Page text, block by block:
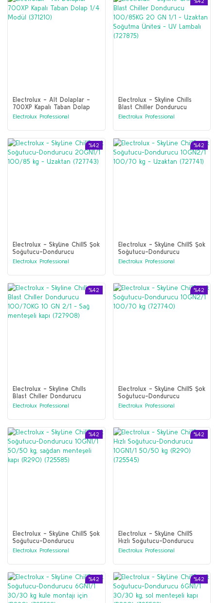
Electrolux - Alt Dolaplar -
700XP Kapalı Taban Dolap
1/4 Modül (371210)
Electrolux Professional
Electrolux - Skyline Chills
Blast Chiller Dondurucu
100/85KG 20 GN 1/1 -
UV Lambalı (727875)
Electrolux Professional
%42
Electrolux - SkyLine ChillS Şok
Soğutucu-Dondurucu
20GN1/1 100/85 kg -
Uzaktan (727743)
Electrolux Professional
%42
Electrolux - SkyLine ChillS Şok
Soğutucu-Dondurucu
10GN2/1 100/70 kg -
Uzaktan (727741)
Electrolux Professional
%42
Electrolux - Skyline Chılls
Blast Chıller Dondurucu
100/70KG 10 GN 2/1 - Sağ
Electrolux Professional
%42
Electrolux - SkyLine ChillS Şok
Soğutucu-Dondurucu
10GN2/1 100/70 kg (727740)
Electrolux Professional
%42
Electrolux - SkyLine ChillS Şok
Soğutucu-Dondurucu
10GN1/1 50/50 kg, sağdan
menteşeli kapı (R290)
(725585)
Electrolux Professional
%42
Electrolux - SkyLine ChillS
Hızlı Soğutucu-Dondurucu
10GN1/1 50/50 kg (R290)
Electrolux Professional
%42 %42